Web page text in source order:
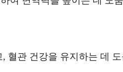
혈관 건강을 유지하는 데 도